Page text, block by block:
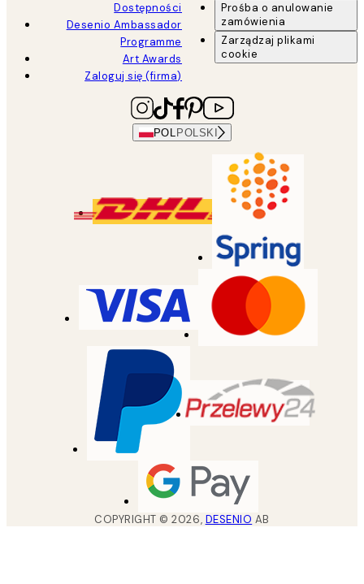
Dostępności
Desenio Ambassador
Programme
Art Awards
Zaloguj się (firma)
Prośba o anulowanie
zamówienia
Zarządzaj plikami
cookie
POL POLSKI
COPYRIGHT ©2026, DESENIO AB